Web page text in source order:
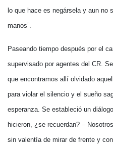
lo que hace es negársela y aun no
manos”.
Paseando tiempo después por el
supervisado por agentes del CR.
que encontramos allí olvidado
para violar el silencio y el sueño
esperanza. Se estableció un
hicieron, ¿se recuerdan? –
sin valentía de mirar de frente y